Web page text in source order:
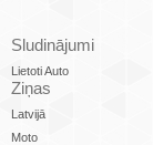
Sludinājumi
Lietoti Auto
Ziņas
Latvijā
Moto